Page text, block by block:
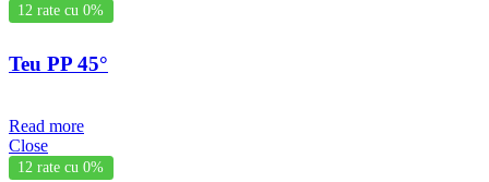
12 rate cu 0%
Teu PP 45°
Read more
Close
12 rate cu 0%